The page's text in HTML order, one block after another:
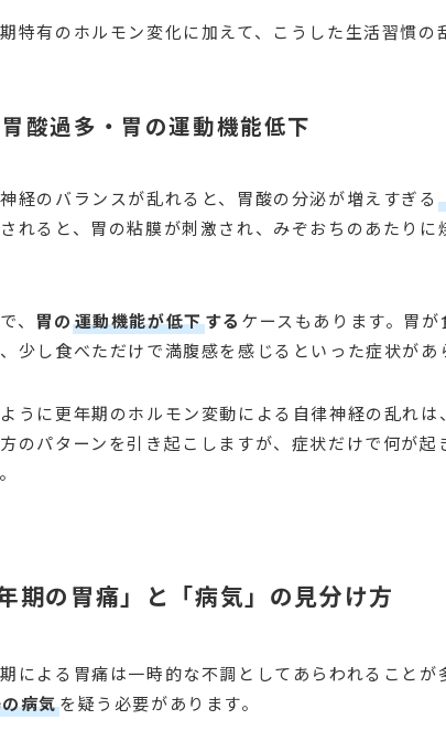
特有のホルモン変化に加えて、こうした生活習慣
酸過多・胃の運動機能低下
経のバランスが乱れると、胃酸の分泌が増えすぎる
れると、胃の粘膜が刺激され、みぞおちのあたり
、 胃の 運動機能が低下する ケースもあります。胃
少し食べただけで満腹感を感じるといった症状があ
うに更年期のホルモン変動による自律神経の乱れ
のパターンを引き起こしますが、症状だけで何が
年期の胃痛」と「病気」の見分け方
による胃痛は一時的な不調としてあらわれること
病気を疑う必要があります。